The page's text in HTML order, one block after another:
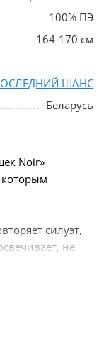
100% ПЭ
164-170 см
ШАНС
Беларусь
Noir»
которым
силуэт,
не
дня.